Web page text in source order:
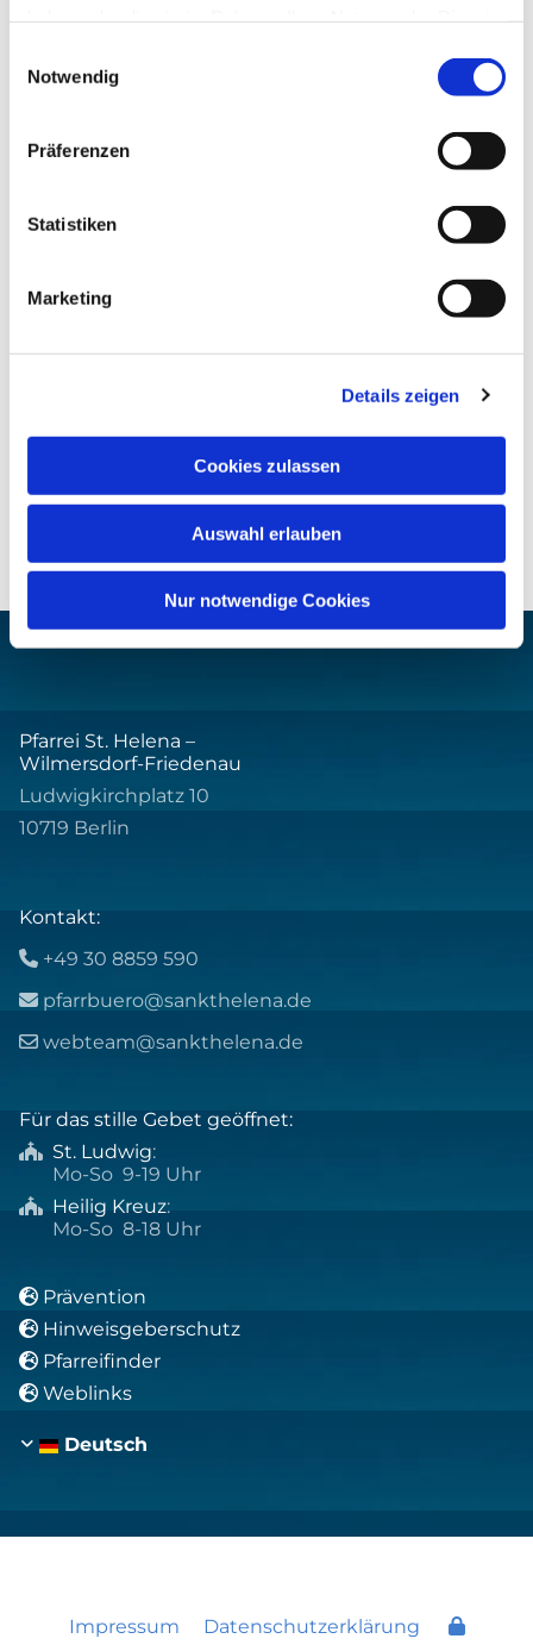
Notwendig
Präferenzen
Statistiken
Marketing
Details zeigen
Cookies zulassen
Auswahl erlauben
Nur notwendige Cookies
Pfarrei St. Helena –
Wilmersdorf-Friedenau
Ludwigkirchplatz 10
10719 Berlin
Kontakt:
 +49 30 8859 590
 pfarrbuero@sankthelena.de
 webteam@sankthelena.de
Für das stille Gebet geöffnet:
 St. Ludwig:
Mo-So 9-19 Uhr
 Heilig Kreuz:
Mo-So 8-18 Uhr
 Prävention
 Hinweisgeberschutz
 Pfarreifinder
 Weblinks
Deutsch
Impressum Datenschutzerklärung